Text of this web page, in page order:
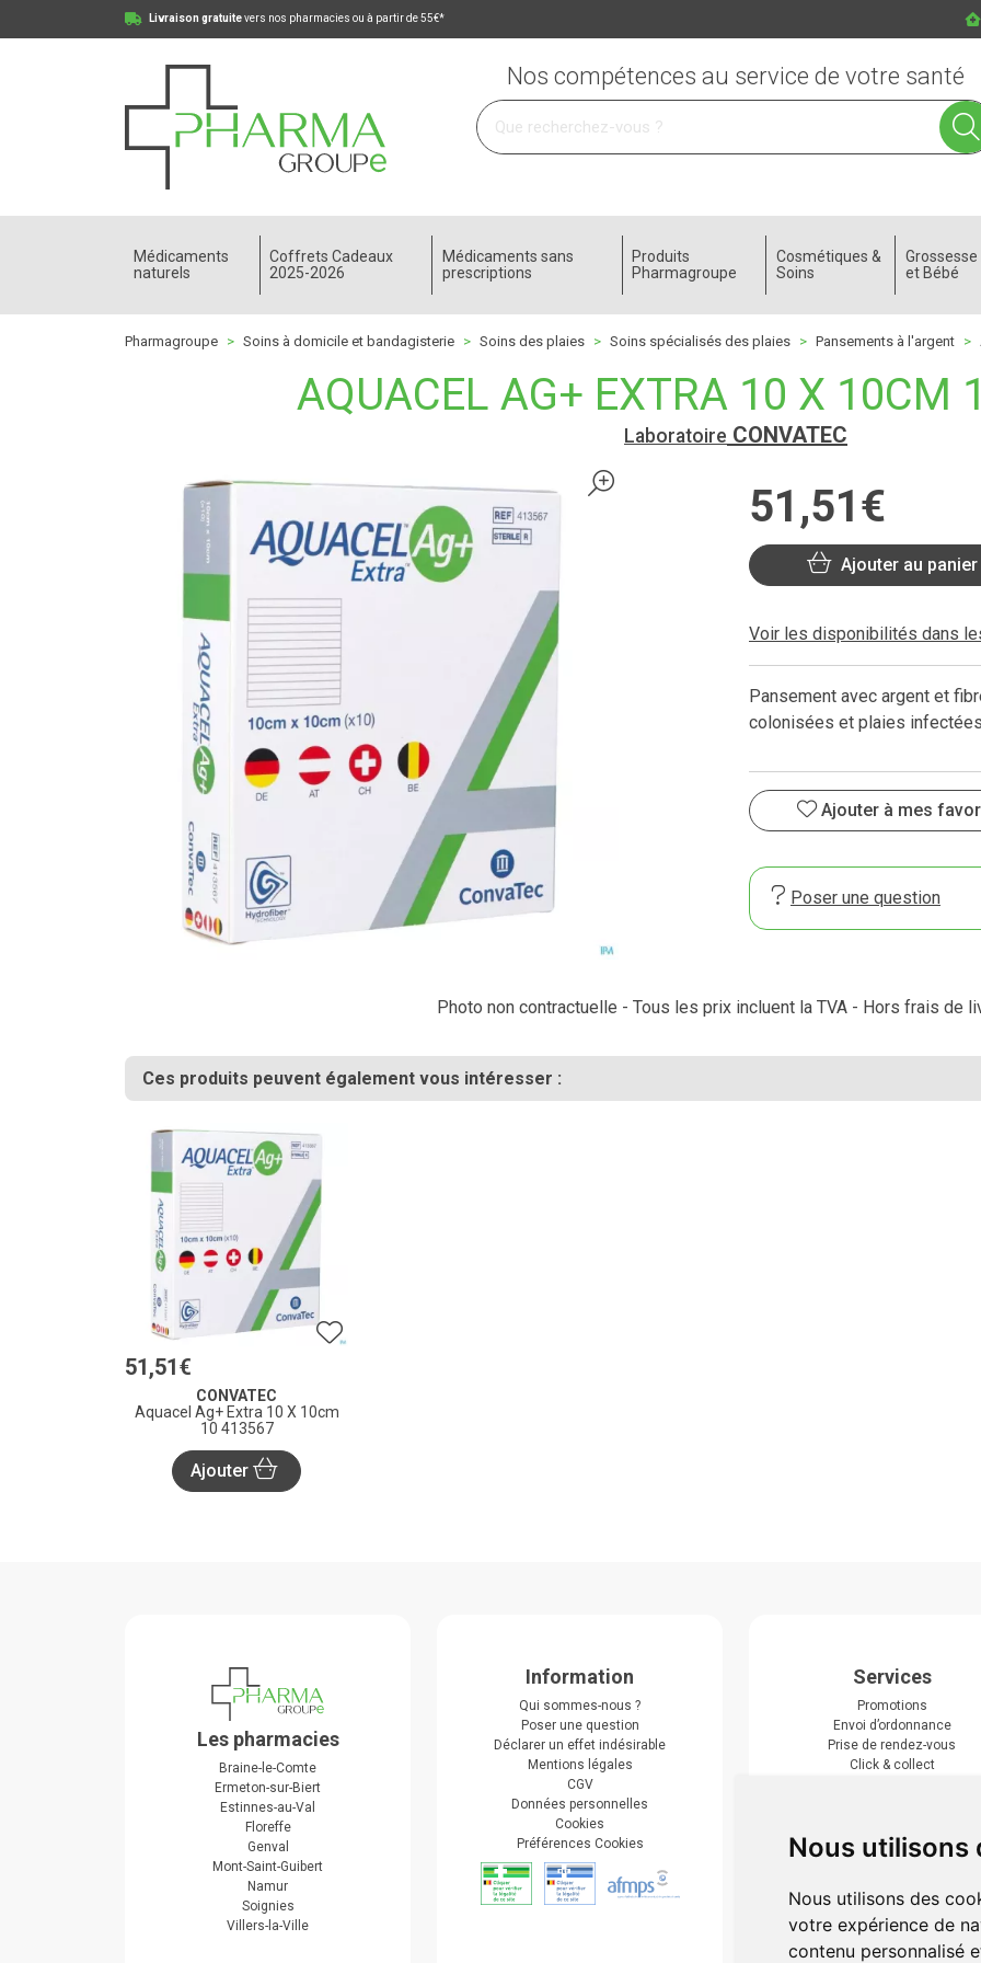
Nous utilisons
Nous utilisons des
votre expérience de
contenu personnalisé
Livraison gratuitevers nos pharmacies ou à partir de 55€*
Pharmagroupe Votre pharmacie en ligne à votre service
Nos compétences au service de votre santé
Médicaments
naturels
Coffrets Cadeaux
2025-2026
Médicaments sans
prescriptions
Produits
Pharmagroupe
Cosmétiques &
Soins
et Bébé
Pharmagroupe Soins à domicile et bandagisterie Soins des plaies Soins spécialisés des plaies Pansements à l'argent
AQUACEL AG+ EXTRA 10 X 10CM
Laboratoire CONVATEC
51 ,51€
Ajouter au panier
Voir les disponibilités dans
Pansement avec argent et
colonisées et plaies
Ajouter à mes
Poser une question
Photo non contractuelle - Tous les prix incluent la TVA - Hors frais de
Ces produits peuvent également vous intéresser :
51,51€
CONVATEC
Aquacel Ag+ Extra 10 X 10cm
10 413567
Ajouter
Les pharmacies
Braine-le-Comte
Ermeton-sur-Biert
Estinnes-au-Val
Floreffe
Genval
Mont-Saint-Guibert
Namur
Soignies
Villers-la-Ville
Information
Qui sommes-nous ?
Poser une question
Déclarer un effet indésirable
Mentions légales
CGV
Données personnelles
Cookies
Préférences Cookies
Services
Promotions
Envoi d’ordonnance
Prise de rendez-vous
Click & collect